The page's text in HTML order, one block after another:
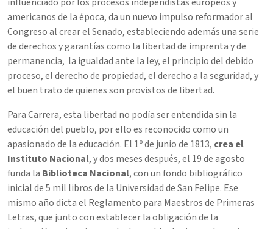
americanos de la época, da un nuevo impulso reformador al
Congreso al crear el Senado, estableciendo además una serie
de derechos y garantías como la libertad de imprenta y de
permanencia, la igualdad ante la ley, el principio del debido
proceso, el derecho de propiedad, el derecho a la seguridad, y
el buen trato de quienes son provistos de libertad.
Para Carrera, esta libertad no podía ser entendida sin la
educación del pueblo, por ello es reconocido como un
apasionado de la educación. El 1º de junio de 1813, crea el
Instituto Nacional, y dos meses después, el 19 de agosto
funda la Biblioteca Nacional, con un fondo bibliográfico
inicial de 5 mil libros de la Universidad de San Felipe. Ese
mismo año dicta el Reglamento para Maestros de Primeras
Letras, que junto con establecer la obligación de la